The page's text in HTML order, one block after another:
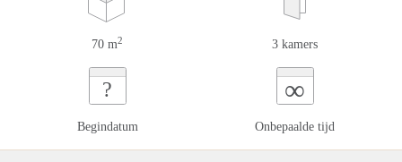
70 m2 3 kamers
?
Begindatum
∞
Onbepaalde tijd